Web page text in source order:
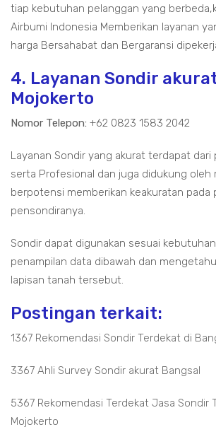
tiap kebutuhan pelanggan yang
Airbumi Indonesia Memberikan layanan
harga Bersahabat dan Bergaransi
4. Layanan Sondir
Mojokerto
Nomor Telepon: +62 0823 1583 2042
Layanan Sondir yang akurat terdapat dari
serta Profesional dan juga didukung oleh
berpotensi memberikan keakuratan pada
pensondiranya.
Sondir dapat digunakan sesuai
penampilan data dibawah dan
lapisan tanah tersebut.
Postingan terkait:
1367 Rekomendasi Sondir Terdekat di
3367 Ahli Survey Sondir akurat Bangsal
5367 Rekomendasi Terdekat Jasa Sondir
Mojokerto